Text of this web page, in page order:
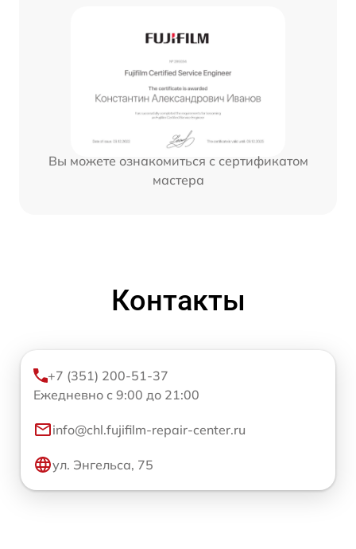
Вы можете ознакомиться с сертификатом
мастера
Контакты
+7 (351) 200-51-37
Ежедневно с 9:00 до 21:00
info@chl.fujifilm-repair-center.ru
ул. Энгельса, 75